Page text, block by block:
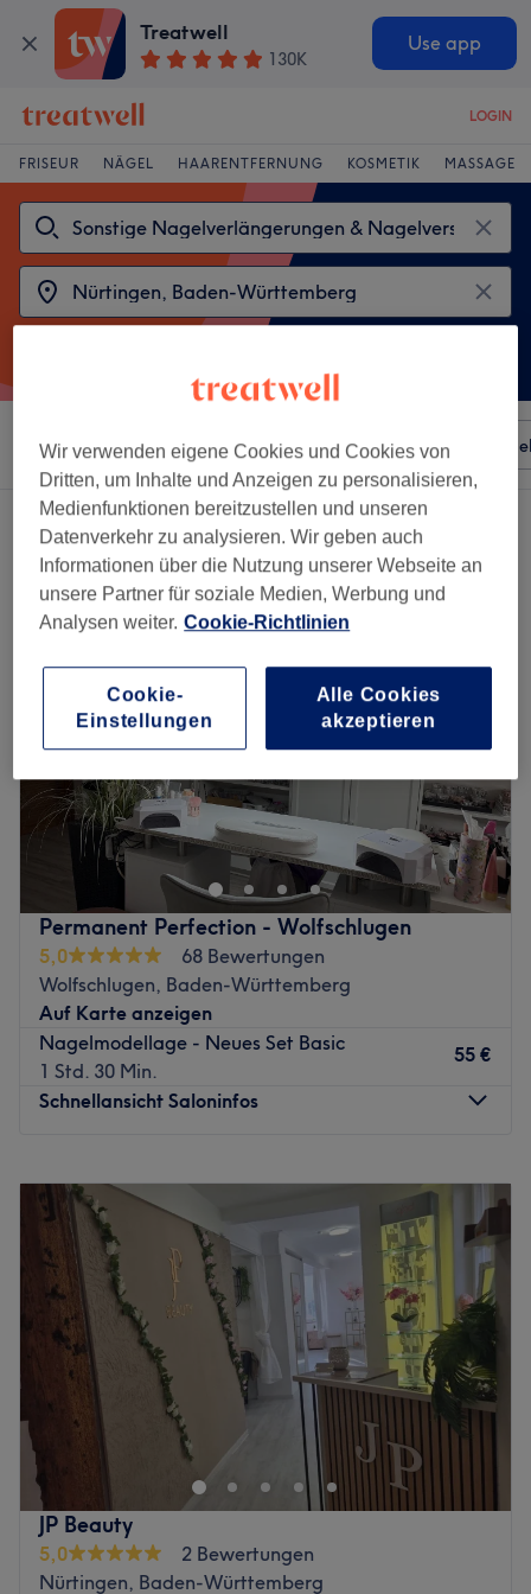
Treatwell
130K
Use app
LOGIN
FRISEUR NÄGEL HAARENTFERNUNG KOSMETIK MASSAGE
Sortieren nach Besonderheiten Salons
2 Salons die anbieten:
sonstige nagelverlängerungen & nagelverstärkungen in der Nähe von
Nürtingen, Baden-Württemberg
Permanent Perfection - Wolfschlugen
5,0
68 Bewertungen
Wolfschlugen, Baden-Württemberg
Auf Karte anzeigen
Nagelmodellage - Neues Set Basic
1 Std. 30 Min.
55 €
Schnellansicht Saloninfos
Dienstag
–16:00
Mittwoch
09:00–17:00
Donnerstag
09:00–17:00
Freitag
09:00–16:00
Samstag
Geschlossen
Sonntag
Geschlossen
Schönheit bis ins Detail – individuell, professionell und
mit Herz. Im Kosmetikstudio Permanent Perfection in
Wolfschlugen wird deine natürliche Ausstrahlung in den
Mittelpunkt gestellt. Von makelloser Nagelmodellage
über typgerechtes Augenbrauen- und Wimpernstyling bis
hin zu präzisem Permanent Make-up – hier bekommst du
alles, was deine Schönheit unterstreicht.
JP Beauty
5,0
2 Bewertungen
Nürtingen, Baden-Württemberg
Wir verwenden eigene Cookies und Cookies von
Dritten, um Inhalte und Anzeigen zu personalisieren,
Medienfunktionen bereitzustellen und unseren
Datenverkehr zu analysieren. Wir geben auch
Informationen über die Nutzung unserer Webseite an
unsere Partner für soziale Medien, Werbung und
Analysen weiter. Cookie-Richtlinien
Cookie-
Einstellungen
Alle Cookies
akzeptieren